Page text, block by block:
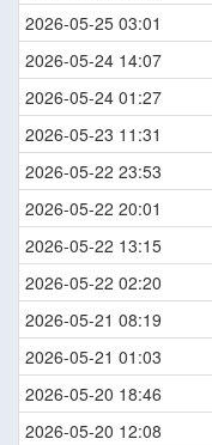
2026-05-25 03:01
2026-05-24 14:07
2026-05-24 01:27
2026-05-23 11:31
2026-05-22 23:53
2026-05-22 20:01
2026-05-22 13:15
2026-05-22 02:20
2026-05-21 08:19
2026-05-21 01:03
2026-05-20 18:46
2026-05-20 12:08